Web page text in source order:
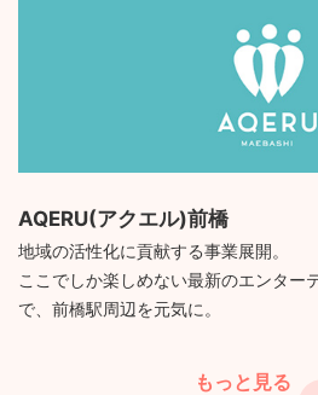
AQERU(アクエル)前橋
地域の活性化に貢献する事業展開。
ここでしか楽しめない最新のエンター
で、前橋駅周辺を元気に。
もっと見る